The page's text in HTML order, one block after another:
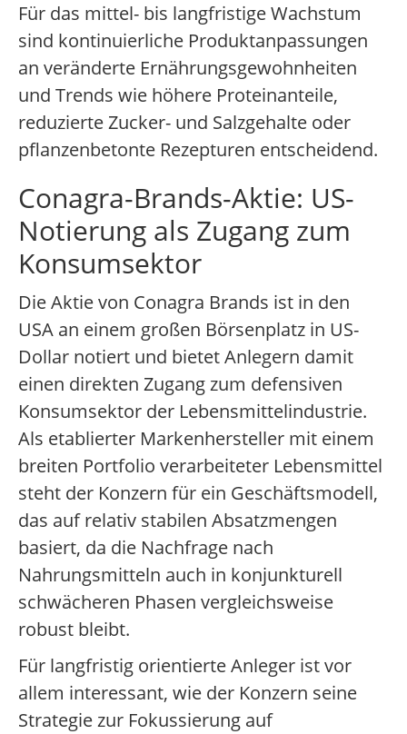
Für das mittel- bis langfristige Wachstum
sind kontinuierliche Produktanpassungen
an veränderte Ernährungsgewohnheiten
und Trends wie höhere Proteinanteile,
reduzierte Zucker- und Salzgehalte oder
pflanzenbetonte Rezepturen entscheidend.
Conagra-Brands-Aktie: US-
Notierung als Zugang zum
Konsumsektor
Die Aktie von Conagra Brands ist in den
USA an einem großen Börsenplatz in US-
Dollar notiert und bietet Anlegern damit
einen direkten Zugang zum defensiven
Konsumsektor der Lebensmittelindustrie.
Als etablierter Markenhersteller mit einem
breiten Portfolio verarbeiteter Lebensmittel
steht der Konzern für ein Geschäftsmodell,
das auf relativ stabilen Absatzmengen
basiert, da die Nachfrage nach
Nahrungsmitteln auch in konjunkturell
schwächeren Phasen vergleichsweise
robust bleibt.
Für langfristig orientierte Anleger ist vor
allem interessant, wie der Konzern seine
Strategie zur Fokussierung auf